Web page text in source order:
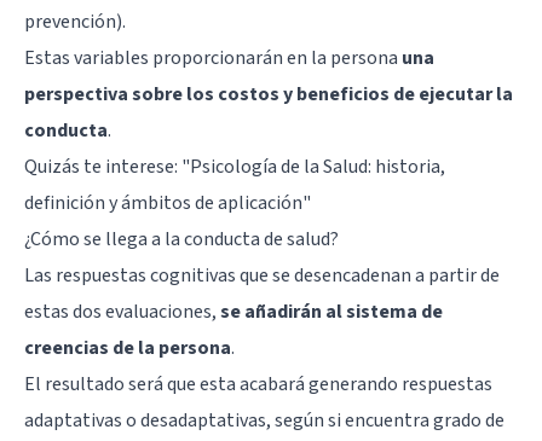
prevención).
Estas variables proporcionarán en la persona una
perspectiva sobre los costos y beneficios de ejecutar la
conducta.
Quizás te interese: "Psicología de la Salud: historia,
definición y ámbitos de aplicación"
¿Cómo se llega a la conducta de salud?
Las respuestas cognitivas que se desencadenan a partir de
estas dos evaluaciones,se añadirán al sistema de
creencias de la persona.
El resultado será que esta acabará generando respuestas
adaptativas o desadaptativas, según si encuentra grado de